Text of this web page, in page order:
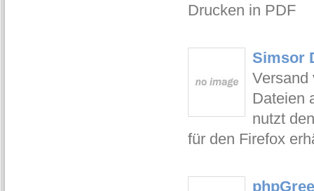
Drucken in PDF
Simsor
Versand
Dateien
nutzt
für den Firefox